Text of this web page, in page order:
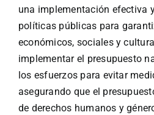
una implementación efectiva
políticas públicas para
económicos, sociales y
implementar el presupuesto
los esfuerzos para evitar
asegurando que el
de derechos humanos y